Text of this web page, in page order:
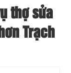
thợ sửa
Trạch